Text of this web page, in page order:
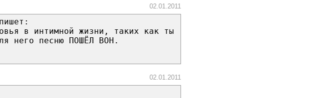
02.01.2011
в интимной жизни, таких как ты
него песню ПОШЁЛ ВОН.
02.01.2011